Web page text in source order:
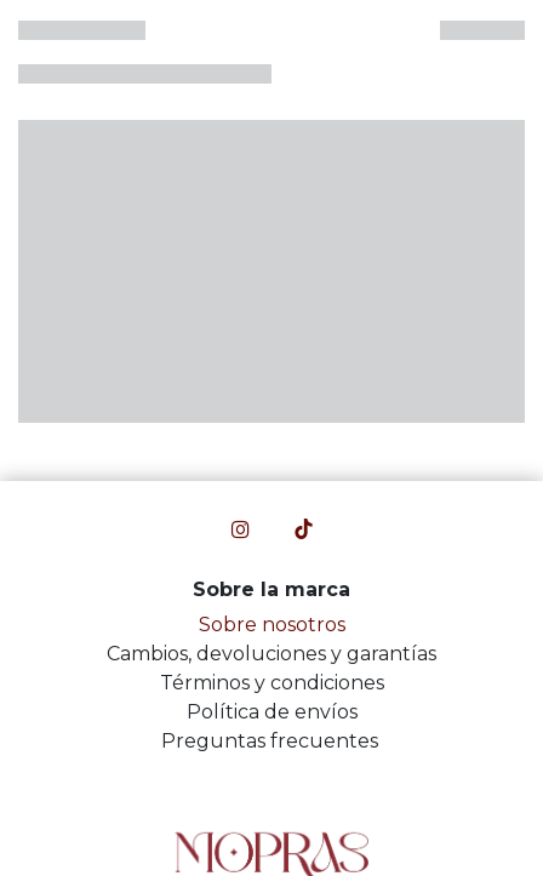
Sobre la marca
Sobre nosotros
Cambios, devoluciones y garantías
Términos y condiciones
Política de envíos
Preguntas frecuentes